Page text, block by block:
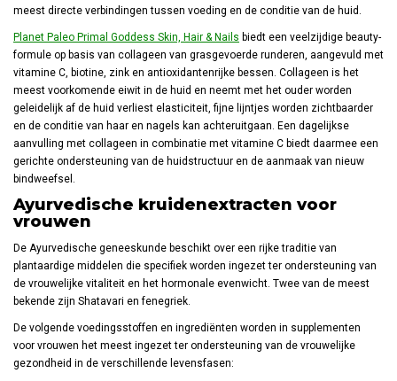
meest directe verbindingen tussen voeding en de conditie van de huid.
Planet Paleo Primal Goddess Skin, Hair & Nails biedt een veelzijdige beauty-
formule op basis van collageen van grasgevoerde runderen, aangevuld met
vitamine C, biotine, zink en antioxidantenrijke bessen. Collageen is het
meest voorkomende eiwit in de huid en neemt met het ouder worden
geleidelijk af de huid verliest elasticiteit, fijne lijntjes worden zichtbaarder
en de conditie van haar en nagels kan achteruitgaan. Een dagelijkse
aanvulling met collageen in combinatie met vitamine C biedt daarmee een
gerichte ondersteuning van de huidstructuur en de aanmaak van nieuw
bindweefsel.
Ayurvedische kruidenextracten voor
vrouwen
De Ayurvedische geneeskunde beschikt over een rijke traditie van
plantaardige middelen die specifiek worden ingezet ter ondersteuning van
de vrouwelijke vitaliteit en het hormonale evenwicht. Twee van de meest
bekende zijn Shatavari en fenegriek.
De volgende voedingsstoffen en ingrediënten worden in supplementen
voor vrouwen het meest ingezet ter ondersteuning van de vrouwelijke
gezondheid in de verschillende levensfasen: